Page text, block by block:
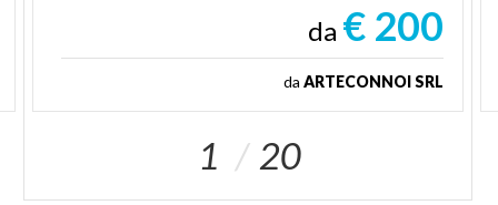
da € 200
da ARTECONNOI SRL
1 20